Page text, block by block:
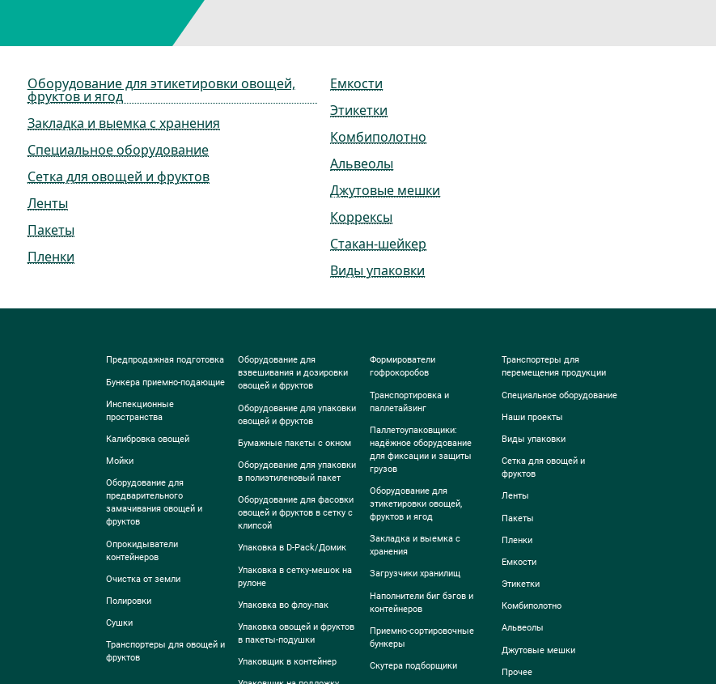
Оборудование для этикетировки овощей,
фруктов и ягод
Закладка и выемка с хранения
Специальное оборудование
Сетка для овощей и фруктов
Ленты
Пакеты
Пленки
Емкости
Этикетки
Комбиполотно
Альвеолы
Джутовые мешки
Коррексы
Стакан-шейкер
Виды упаковки
Предпродажная подготовка
Бункера приемно-подающие
Инспекционные
пространства
Калибровка овощей
Мойки
Оборудование для
предварительного
замачивания овощей и
фруктов
Опрокидыватели
контейнеров
Очистка от земли
Полировки
Сушки
Транспортеры для овощей и
фруктов
Оборудование для
взвешивания и дозировки
овощей и фруктов
Оборудование для упаковки
овощей и фруктов
Бумажные пакеты с окном
Оборудование для упаковки
в полиэтиленовый пакет
Оборудование для фасовки
овощей и фруктов в сетку с
клипсой
Упаковка в D-Pack/Домик
Упаковка в сетку-мешок на
рулоне
Упаковка во флоу-пак
Упаковка овощей и фруктов
в пакеты-подушки
Упаковщик в контейнер
Формирователи
гофрокоробов
Транспортировка и
паллетайзинг
Паллетоупаковщики:
надёжное оборудование
для фиксации и защиты
грузов
Оборудование для
этикетировки овощей,
фруктов и ягод
Закладка и выемка с
хранения
Загрузчики хранилищ
Наполнители биг бэгов и
контейнеров
Приемно-сортировочные
бункеры
Скутера подборщики
Транспортеры для
перемещения продукции
Специальное оборудование
Наши проекты
Виды упаковки
Сетка для овощей и
фруктов
Ленты
Пакеты
Пленки
Емкости
Этикетки
Комбиполотно
Альвеолы
Джутовые мешки
Прочее